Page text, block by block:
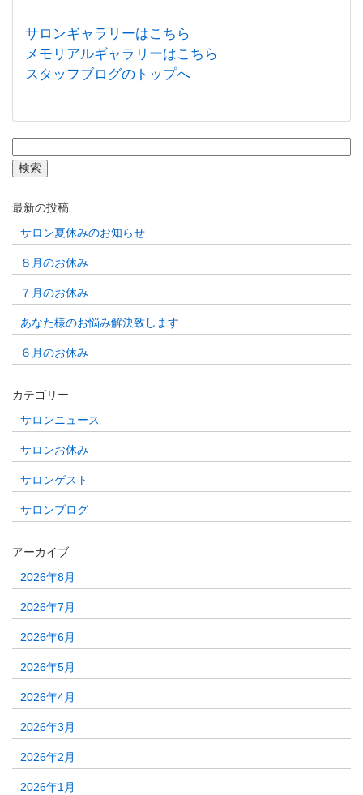
サロンギャラリーはこちら
メモリアルギャラリーはこちら
スタッフブログのトップへ
索:
最新の投稿
サロン夏休みのお知らせ
８月のお休み
７月のお休み
あなた様のお悩み解決致します
６月のお休み
カテゴリー
サロンニュース
サロンお休み
サロンゲスト
サロンブログ
アーカイブ
2026年8月
2026年7月
2026年6月
2026年5月
2026年4月
2026年3月
2026年2月
2026年1月